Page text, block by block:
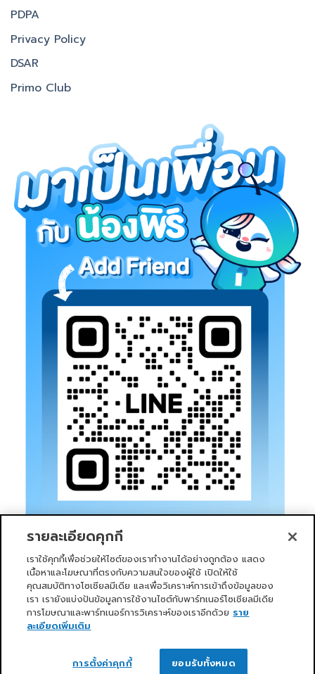
PDPA
Privacy Policy
DSAR
Primo Club
หน้าแรก บริการของเรา ข่าวสารและกิจกรรม PRIMO CLUB
เกี่ยวกับเรา นักลงทุนสัมพันธ์
Copyright 2026 ©
Primo Service Solution Company
Limited
รายละเอียดคุกกี้
เราใช้คุกกี้เพื่อช่วยให้ไซต์ของเราทำงานได้อย่างถูกต้อง แสดง
เนื้อหาและโฆษณาที่ตรงกับความสนใจของผู้ใช้ เปิดให้ใช้
คุณสมบัติทางโซเชียลมีเดีย และเพื่อวิเคราะห์การเข้าถึงข้อมูลของ
เรา เรายังแบ่งปันข้อมูลการใช้งานไซต์กับพาร์ทเนอร์โซเชียลมีเดีย
การโฆษณาและพาร์ทเนอร์การวิเคราะห์ของเราอีกด้วย ราย
ละเอียดเพิ่มเติม
การตั้งค่าคุกกี้ ยอมรับทั้งหมด
ติดต่อเรา